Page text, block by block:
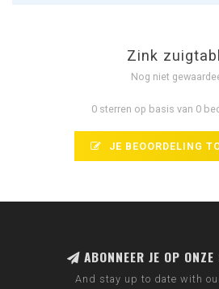
Zink
Nog niet
0 sterren op basis van 0
JE BEOORDELING
ABONNEER JE OP
And stay up to date with